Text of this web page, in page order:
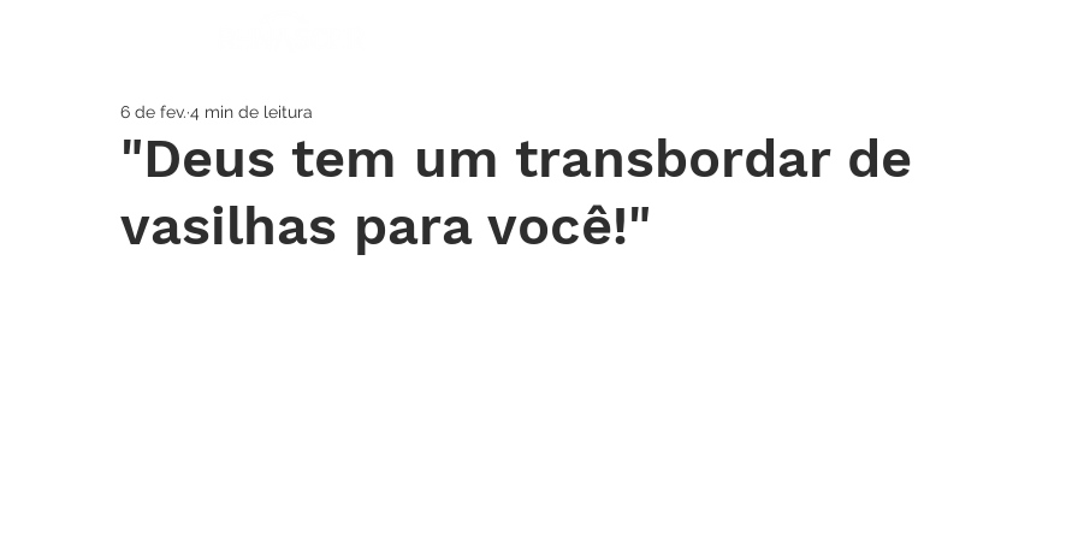
"Deus tem um transbordar de
vasilhas para você!"
6 de fev. 4 min de leitura